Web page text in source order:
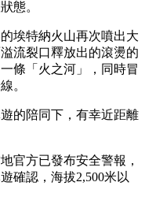
態。
埃特納火山再次噴出大
流裂口釋放出的滾燙的
條「火之河」，同時冒
。
的陪同下，有幸近距離
官方已發布安全警報，
確認，海拔2,500米以